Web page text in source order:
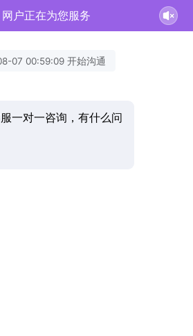
网户正在为您服务
07 00:59:09 开始沟通
一对一咨询，有什么问